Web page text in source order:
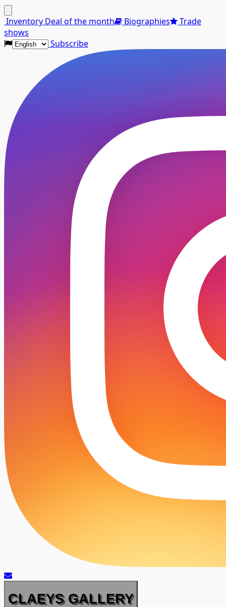
Inventory Deal of the month Biographies
Trade
shows
Subscribe
CLAEYS GALLERY